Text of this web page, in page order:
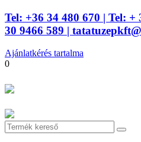
Tel: +36 34 480 670 | Tel: +
30 9466 589 |
Ajánlatkérés tartalma
0